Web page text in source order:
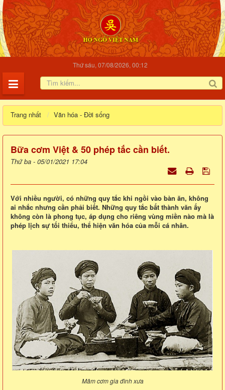
Thứ sáu, 07/08/2026, 00:12
Trang nhất Văn hóa - Đời sống
Bữa cơm Việt & 50 phép tắc cần biết.
Thứ ba - 05/01/2021 17:04
Với nhiều người, có những quy tắc khi ngồi vào bàn ăn, không
ai nhắc nhưng cần phải biết. Những quy tắc bất thành văn ấy
không còn là phong tục, áp dụng cho riêng vùng miền nào mà là
phép lịch sự tối thiểu, thể hiện văn hóa của mỗi cá nhân.
Mâm cơm gia đình xưa